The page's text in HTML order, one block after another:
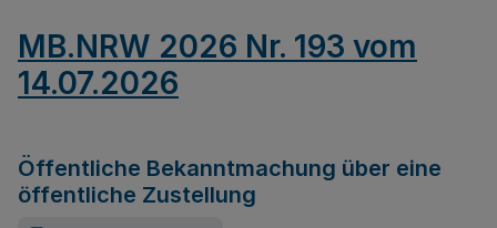
MB.NRW 2026 Nr. 193 vom
14.07.2026
Öffentliche Bekanntmachung über eine
öffentliche Zustellung